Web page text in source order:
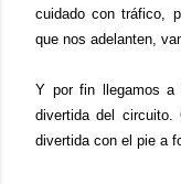
cuidado con tráfico,
que nos adelanten,
Y por fin llegamos
divertida del
divertida con el pie a